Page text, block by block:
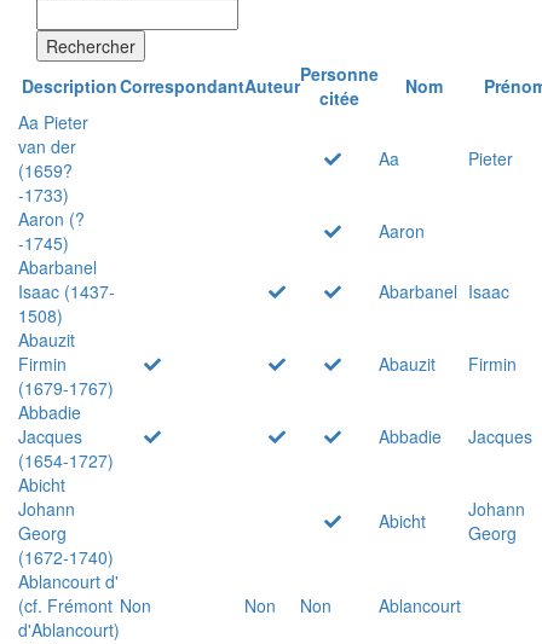
Rechercher
DescriptionCorrespondantAuteurPersonne
citée
Nom
Aa Pieter
van der
(1659?
-1733)
Aa Pieter
Aaron (?
-1745)
Aaron
Abarbanel
Isaac (1437-
1508)
Abarbanel Isaac
Abauzit
Firmin
(1679-1767)
Abauzit
Firmin
Abbadie
Jacques
(1654-1727)
Abbadie
Jacques
Abicht
Johann
Georg
(1672-1740)
Abicht
Johann
Georg
Ablancourt d'
(cf. Frémont
d'Ablancourt)
Non Non Non
Ablancourt